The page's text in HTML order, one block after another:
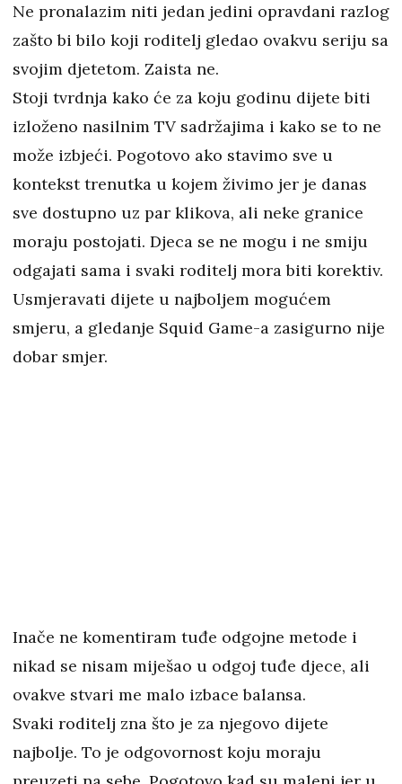
Ne pronalazim niti jedan jedini opravdani razlog
zašto bi bilo koji roditelj gledao ovakvu seriju sa
svojim djetetom. Zaista ne.
Stoji tvrdnja kako će za koju godinu dijete biti
izloženo nasilnim TV sadržajima i kako se to ne
može izbjeći. Pogotovo ako stavimo sve u
kontekst trenutka u kojem živimo jer je danas
sve dostupno uz par klikova, ali neke granice
moraju postojati. Djeca se ne mogu i ne smiju
odgajati sama i svaki roditelj mora biti korektiv.
Usmjeravati dijete u najboljem mogućem
smjeru, a gledanje Squid Game-a zasigurno nije
dobar smjer.
Inače ne komentiram tuđe odgojne metode i
nikad se nisam miješao u odgoj tuđe djece, ali
ovakve stvari me malo izbace balansa.
Svaki roditelj zna što je za njegovo dijete
najbolje. To je odgovornost koju moraju